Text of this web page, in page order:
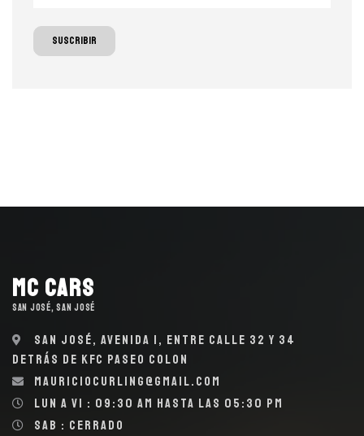
Suscribir
MC Cars
SAN JOSÉ, SAN JOSÉ
San José, Avenida 1, entre calle 32 y 34
detrás de KFC Paseo Colon
mauriciocurling@gmail.com
Lun a Vi : 09:30 AM hasta las 05:30 PM
Sab : Cerrado